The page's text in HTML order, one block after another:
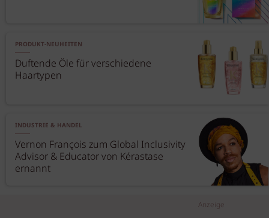
PRODUKT-NEUHEITEN
Duftende Öle für verschiedene
Haartypen
INDUSTRIE & HANDEL
Vernon François zum Global Inclusivity
Advisor & Educator von Kérastase
ernannt
Anzeige